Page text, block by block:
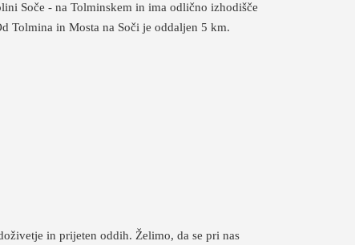
Soče - na Tolminskem in ima odlično izhodišče
Tolmina in Mosta na Soči je oddaljen 5 km.
in prijeten oddih. Želimo, da se pri nas